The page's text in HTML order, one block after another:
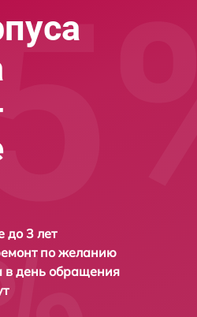
до 3 лет
по желанию
в день обращения